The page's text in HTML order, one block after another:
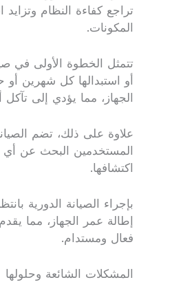
تراجع كفاءة النظام
المكونات.
تتمثل الخطوة الأولى في
أو استبدالها كل شهرين
الجهاز، مما يؤدي إلى
علاوة على ذلك، تضم
المستخدمين البحث عن أي
اكتشافها.
بإجراء الصيانة الدورية
إطالة عمر الجهاز، مما
فعال ومستدام.
المشكلات الشائعة وحلولها